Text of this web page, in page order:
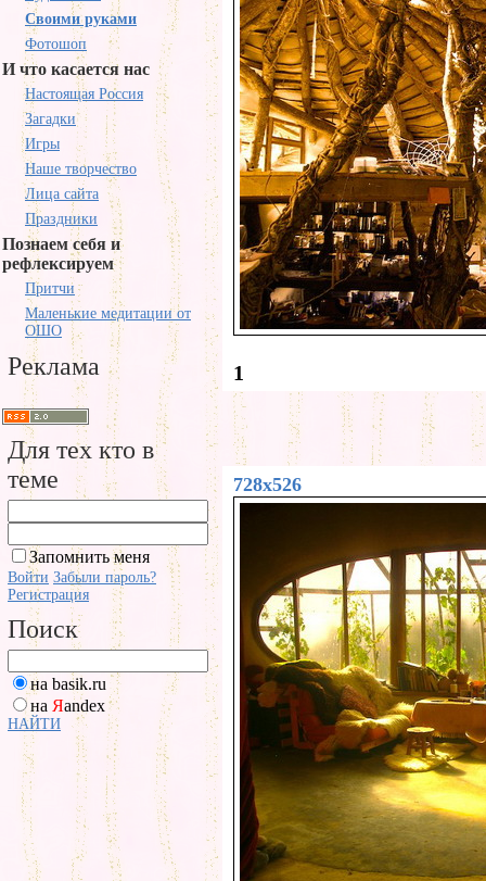
Своими руками
Фотошоп
И что касается нас
Настоящая Россия
Загадки
Игры
Наше творчество
Лица сайта
Праздники
Познаем себя и
рефлексируем
Притчи
Маленькие медитации от
ОШО
Реклама
Для тех кто в
теме
Запомнить меня
Войти Забыли пароль?
Регистрация
Поиск
на basik.ru
на Яandex
НАЙТИ
1
728x526